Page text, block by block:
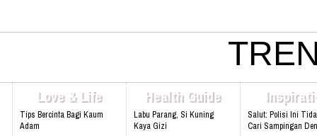
4080 Email:
Bbm: 7CD899C3 Addresh:
Park, Jl. Raya Babakan Madang
www.athinadolls.com We Bring
To All Children !! Cinta Batik
Ku Indonesia !! Klik Di Sini Untuk
Website Kami
Love & Life
Tips Bercinta Bagi Kaum
Adam
Health Guide
Labu Parang, Si Kuning
Kaya Gizi
Salut: Polisi Ini
Cari Sampingan